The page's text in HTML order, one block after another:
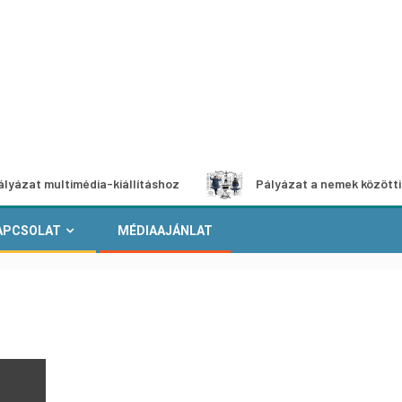
kiállításhoz Pályázat a nemek közötti
MÉDIAAJÁNLAT